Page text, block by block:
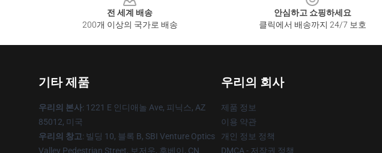
전 세계 배송
200개 이상의 국가로 배송
안심하고 쇼핑하세요
클릭에서 배송까지 24/7 보호
기타 제품
우리의 본사: 1221 E 인디애놀 Ave, 피닉스, AZ
85012, 미국
우리의 창고: 빌딩 10, 블록 B, SBI Venture Optics
Valley Pedestrian Street, 보저우, 후베이, CN
우리의 회사
제품 정보
이용 약관
개인 정보 정책
DMCA - 저작권 정책